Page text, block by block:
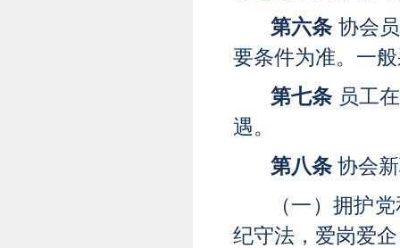
第六条 协会
要条件为准。一
第七条 员工
遇。
第八条 协会
（一）拥护
纪守法，爱岗爱企